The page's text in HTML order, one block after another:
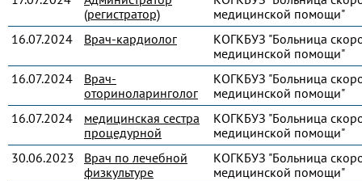
(регистратор)
медицинской помощи"
16.07.2024
Врач-кардиолог
КОГКБУЗ "Больница
медицинской помощи"
16.07.2024
Врач-
оториноларинголог
КОГКБУЗ "Больница
медицинской помощи"
16.07.2024
медицинская сестра
процедурной
КОГКБУЗ "Больница
медицинской помощи"
30.06.2023
Врач по лечебной
физкультуре
КОГКБУЗ "Больница
медицинской помощи"